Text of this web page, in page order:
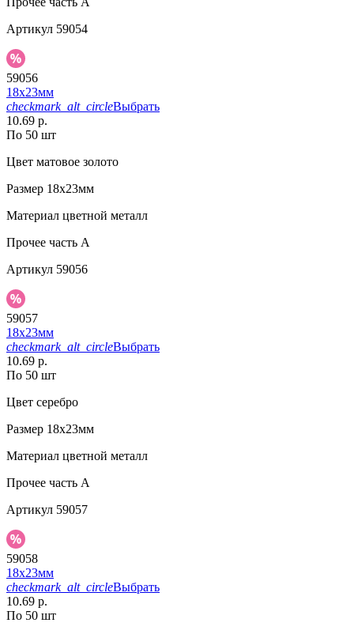
Артикул 59054
59056
18х23мм
checkmark_alt_circleВыбрать
10.69 р.
По 50 шт
Цвет матовое золото
Размер 18х23мм
Материал цветной металл
Прочее часть A
Артикул 59056
59057
18х23мм
checkmark_alt_circleВыбрать
10.69 р.
По 50 шт
Цвет серебро
Размер 18х23мм
Материал цветной металл
Прочее часть A
Артикул 59057
59058
18х23мм
checkmark_alt_circleВыбрать
10.69 р.
По 50 шт